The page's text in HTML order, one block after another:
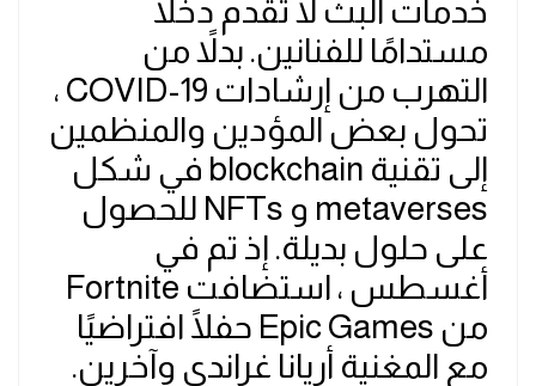
خدمات البث لا تقدم دخلاً
مستدامًا للفنانين. بدلاً من
التهرب من إرشادات COVID-19 ،
تحول بعض المؤدين والمنظمين
إلى تقنية blockchain في شكل
metaverses و NFTs للحصول
على حلول بديلة. إذ تم في
أغسطس ، استضافت Fortnite
من Epic Games حفلًا افتراضيًا
مع المغنية أريانا غراندي وآخرين.